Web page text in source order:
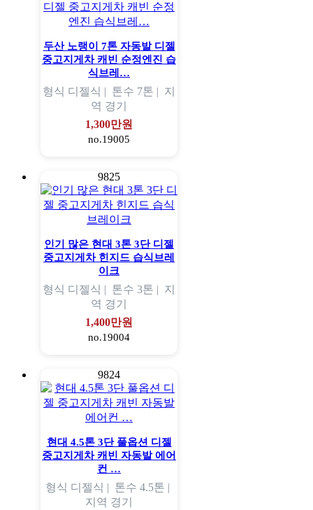
두산 노랭이 7톤 자동발 디젤
중고지게차 캐빈 순정엔진 습
식브레…
형식 디젤식 | 톤수 7톤 | 지
역 경기
1,300만원
no.19005
9825
인기 많은 현대 3톤 3단 디젤
중고지게차 힌지드 습식브레
이크
형식 디젤식 | 톤수 3톤 | 지
역 경기
1,400만원
no.19004
9824
현대 4.5톤 3단 풀옵션 디젤
중고지게차 캐빈 자동발 에어
컨 …
형식 디젤식 | 톤수 4.5톤 |
지역 경기